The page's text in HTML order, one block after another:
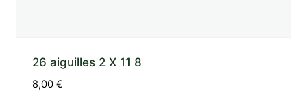
26 aiguilles 2 X 11 8
8,00€